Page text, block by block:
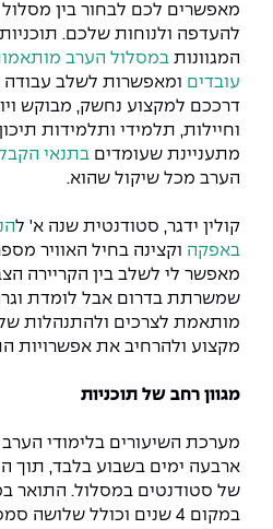
מאפשרים לכם לבחור בין
להעדפה ולנוחות שלכם.
המגוונות במסלול הערב
עובדים ומאפשרות לשלב עבודה
דרככם למקצוע נחשק, מבוקש
וחיילות, תלמידי ותלמידות
מתעניינת שעומדים בתנאי
הערב מכל שיקול שהוא.
קולין ידגר, סטודנטית שנה א' ל
באפקה וקצינה בחיל האוויר
מאפשר לי לשלב בין הקריירה
שמשרתת בדרום אבל לומדת
מותאמת לצרכים ולהתנהלות
מקצוע ולהרחיב את אפשרויות
מגוון רחב של תוכניות
מערכת השיעורים בלימודי
ארבעה ימים בשבוע בלבד, תוך
במקום 4 שנים וכולל
לכל הקורסים
סמסטר ראשון בתיכון